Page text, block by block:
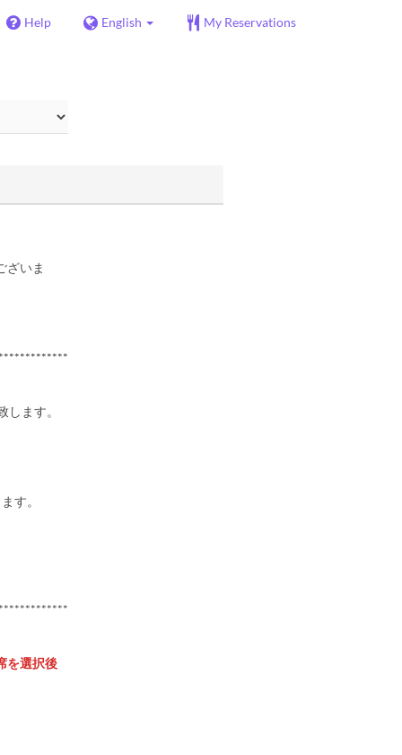
Help English My Reservations
ざいま
ます。
す。
を選択後